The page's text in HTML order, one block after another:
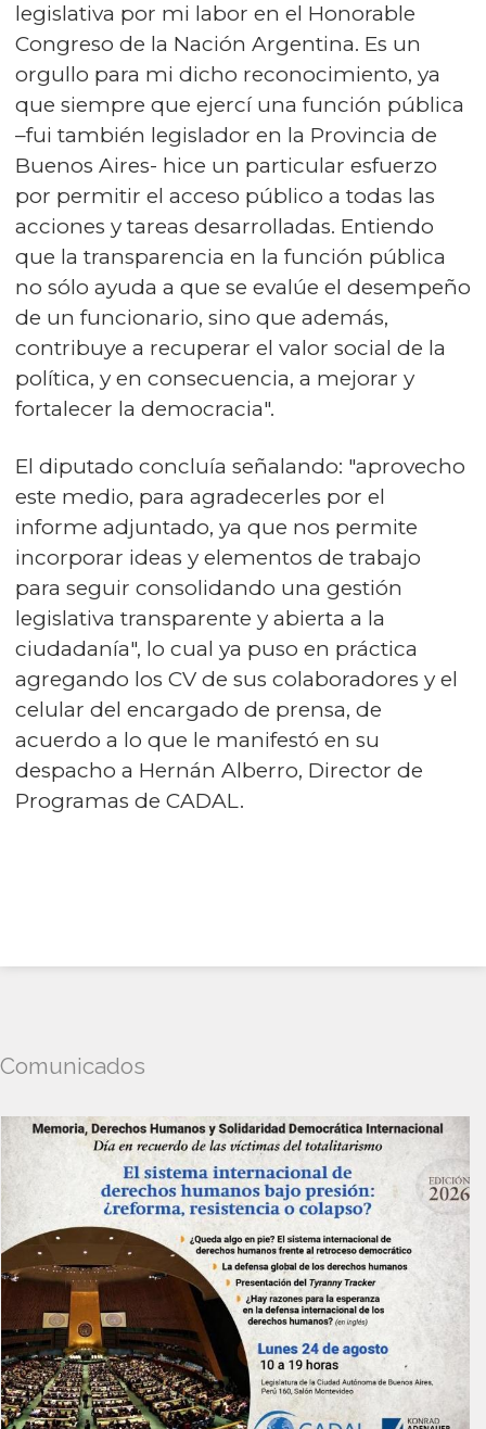
legislativa por mi labor en el Honorable
Congreso de la Nación Argentina. Es un
orgullo para mi dicho reconocimiento, ya
que siempre que ejercí una función pública
–fui también legislador en la Provincia de
Buenos Aires- hice un particular esfuerzo
por permitir el acceso público a todas las
acciones y tareas desarrolladas. Entiendo
que la transparencia en la función pública
no sólo ayuda a que se evalúe el desempeño
de un funcionario, sino que además,
contribuye a recuperar el valor social de la
política, y en consecuencia, a mejorar y
fortalecer la democracia".
El diputado concluía señalando: "aprovecho
este medio, para agradecerles por el
informe adjuntado, ya que nos permite
incorporar ideas y elementos de trabajo
para seguir consolidando una gestión
legislativa transparente y abierta a la
ciudadanía", lo cual ya puso en práctica
agregando los CV de sus colaboradores y el
celular del encargado de prensa, de
acuerdo a lo que le manifestó en su
despacho a Hernán Alberro, Director de
Programas de CADAL.
Comunicados